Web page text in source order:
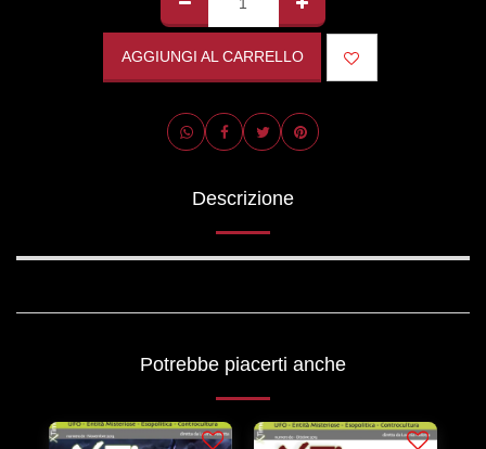
AGGIUNGI AL CARRELLO
Descrizione
Potrebbe piacerti anche